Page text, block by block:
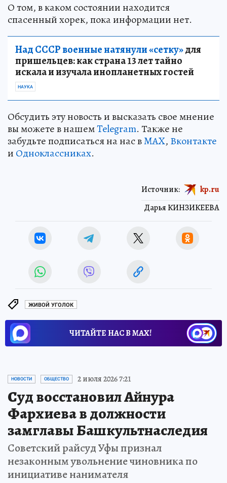
О том, в каком состоянии находится
спасенный хорек, пока информации нет.
Над СССР военные натянули «сетку»для
пришельцев: как страна 13 лет тайно
искала и изучала инопланетных гостей
НАУКА
Обсудить эту новость и высказать свое мнение
вы можете в нашемTelegram. Также не
забудьте подписаться на нас вMAX, Вконтакте
и Одноклассниках.
Дарья КИНЗИКЕЕВА
Источник: kp.ru
ЖИВОЙ УГОЛОК
ЧИТАЙТЕ НАС В МАХ!
НОВОСТИ ОБЩЕСТВО 2 июля 2026 7:21
Суд восстановил Айнура
Фархиева в должности
замглавы Башкультнаследия
Советский райсуд Уфы признал
незаконным увольнение чиновника по
инициативе нанимателя